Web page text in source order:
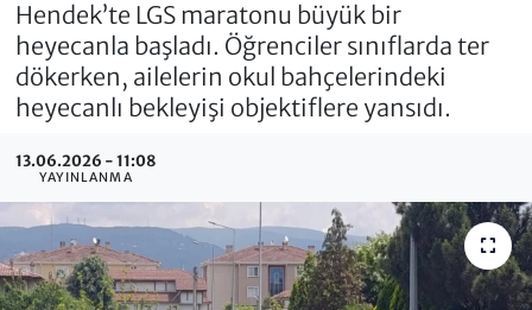
Hendek’te LGS maratonu büyük bir
heyecanla başladı. Öğrenciler sınıflarda ter
dökerken, ailelerin okul bahçelerindeki
heyecanlı bekleyişi objektiflere yansıdı.
13.06.2026 - 11:08
YAYINLANMA
Vefat Edenler
Hendek Haber Reklam Servisi
Künye
İletişim
Son Dakika Haberleri
Haber Arşivi